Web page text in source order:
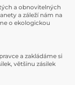
a obnovitelných
a záleží nám na
o ekologickou
a zakládáme si
většinu zásilek